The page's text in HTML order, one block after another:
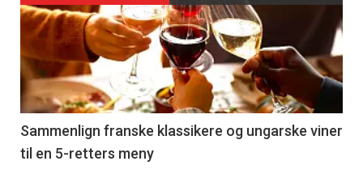
akkurat
nå
-
5
Sammenlign franske klassikere og ungarske viner
til en 5-retters meny